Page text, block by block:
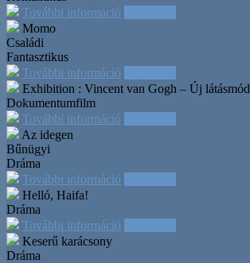
További információ
Momo
Családi
Fantasztikus
További információ
Exhibition : Vincent van Gogh – Új látásmód
Dokumentumfilm
További információ
Az idegen
Bűnügyi
Dráma
További információ
Helló, Haifa!
Dráma
További információ
Keserű karácsony
Dráma